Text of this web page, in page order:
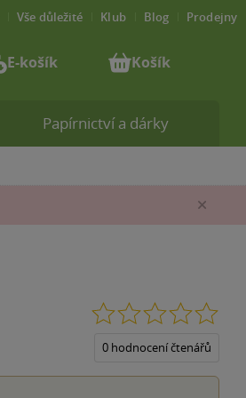
0 hodnocení čtenářů
Papírnictví a dárky
Vše důležité Klub Blog Prodejny
E-košík Košík